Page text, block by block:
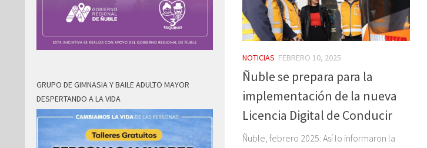
NOTICIAS FEBRERO 10, 2025
Ñuble se prepara para la
implementación de la nueva
Licencia Digital de Conducir
Ñuble, febrero 2025: Así lo informaron la
GRUPO DE GIMNASIA Y BAILE ADULTO MAYOR
DESPERTANDO A LA VIDA